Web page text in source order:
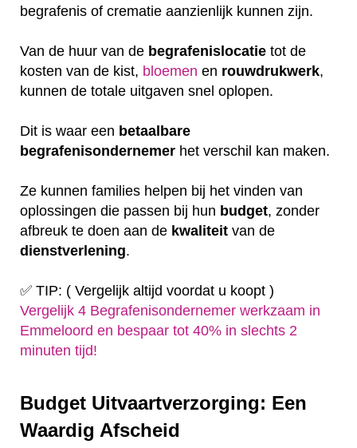
begrafenis of crematie aanzienlijk kunnen zijn.
Van de huur van de begrafenislocatie tot de
kosten van de kist, bloemen en rouwdrukwerk,
kunnen de totale uitgaven snel oplopen.
Dit is waar een betaalbare
begrafenisondernemer het verschil kan maken.
Ze kunnen families helpen bij het vinden van
oplossingen die passen bij hun budget, zonder
afbreuk te doen aan de kwaliteit van de
dienstverlening.
✅ TIP: ( Vergelijk altijd voordat u koopt )
Vergelijk 4 Begrafenisondernemer werkzaam in
Emmeloord en bespaar tot 40% in slechts 2
minuten tijd!
Budget Uitvaartverzorging: Een
Waardig Afscheid